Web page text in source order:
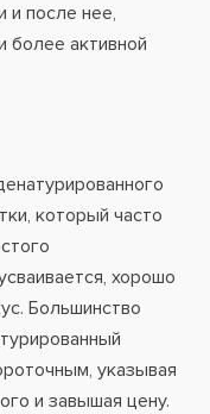
и после нее,
более активной
который часто
хорошо
Большинство
указывая
и завышая цену.